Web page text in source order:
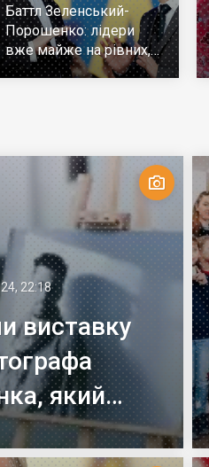
Баттл Зеленський-
Порошенко: лідери
вже майже на рівних,
але багато тих, хто не
22:18
виставку
який